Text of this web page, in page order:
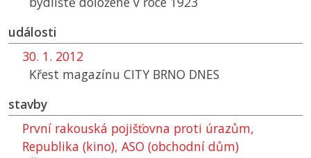
události
30. 1. 2012
Křest magazínu CITY BRNO DNES
stavby
První rakouská pojišťovna proti úrazům,
Republika (kino), ASO (obchodní dům)